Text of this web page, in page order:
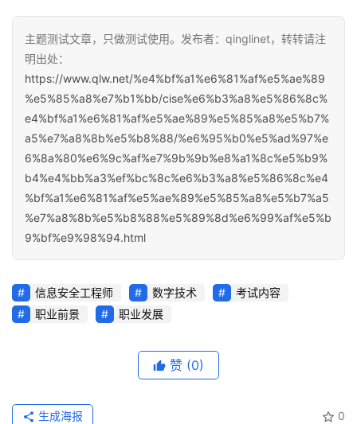
主题测试文章，只做测试使用。发布者：qinglinet，转转请注
明出处：
https://www.qlw.net/%e4%bf%a1%e6%81%af%e5%ae%89
%e5%85%a8%e7%b1%bb/cise%e6%b3%a8%e5%86%8c%
e4%bf%a1%e6%81%af%e5%ae%89%e5%85%a8%e5%b7%
a5%e7%a8%8b%e5%b8%88/%e6%95%b0%e5%ad%97%e
6%8a%80%e6%9c%af%e7%9b%9b%e8%a1%8c%e5%b9%
b4%e4%bb%a3%ef%bc%8c%e6%b3%a8%e5%86%8c%e4
%bf%a1%e6%81%af%e5%ae%89%e5%85%a8%e5%b7%a5
%e7%a8%8b%e5%b8%88%e5%89%8d%e6%99%af%e5%b
9%bf%e9%98%94.html
信息安全工程师 数字技术
考试内容
职业前景
职业发展
赞 (0)
0
生成海报